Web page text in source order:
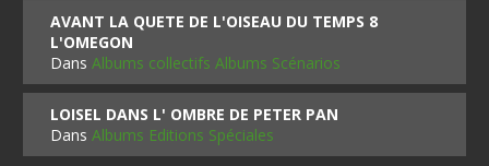
AVANT LA QUETE DE L'OISEAU DU TEMPS 8
L'OMEGON
DansAlbums collectifs Albums Scénarios
LOISEL DANS L' OMBRE DE PETER PAN
DansAlbums Editions Spéciales